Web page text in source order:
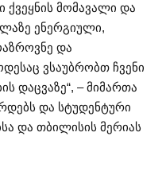
ქვეყნის მომავალი და
ენერგიული,
და
ვსაუბრობთ ჩვენი
დაცვაზე“, – მიმართა
და სტუდენტური
და თბილისის მერიას